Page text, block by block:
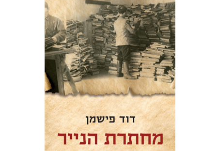
דוד פישמן
סיון בסקין
הנחת אתר ספר מודפס